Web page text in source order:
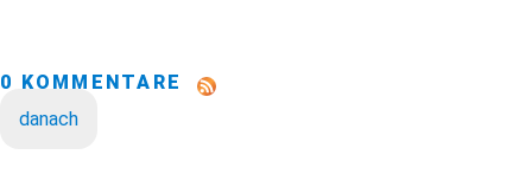
0 KOMMENTARE
danach